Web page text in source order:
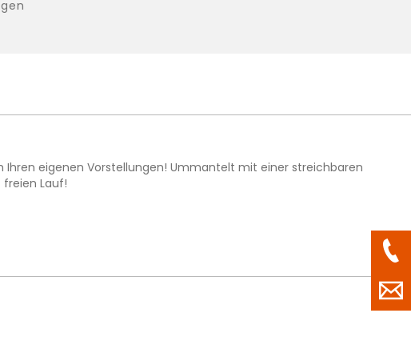
Ihren eigenen Vorstellungen! Ummantelt mit einer streichbaren
freien Lauf!